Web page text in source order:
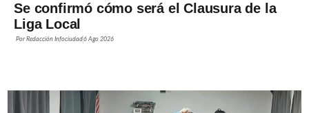
Se confirmó cómo será el Clausura de la
Liga Local
PorRedacción Infociudad6 Ago 2026